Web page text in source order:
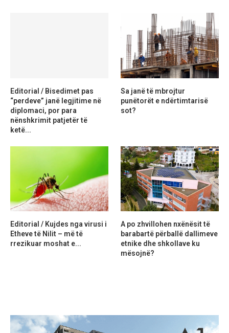
Editorial / Bisedimet pas
“perdeve” janë legjitime në
diplomaci, por para
nënshkrimit patjetër të
ketë...
Sa janë të mbrojtur
punëtorët e ndërtimtarisë
sot?
Editorial / Kujdes nga virusi i
Etheve të Nilit – më të
rrezikuar moshat e...
A po zhvillohen nxënësit të
barabartë përballë dallimeve
etnike dhe shkollave ku
mësojnë?